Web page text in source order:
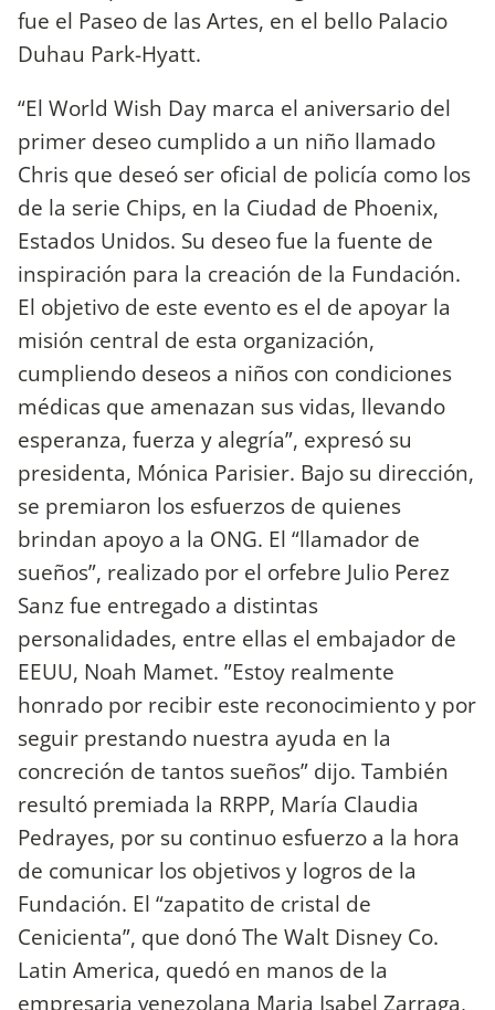
fue el Paseo de las Artes, en el bello Palacio
Duhau Park-Hyatt.
“El World Wish Day marca el aniversario del
primer deseo cumplido a un niño llamado
Chris que deseó ser oficial de policía como los
de la serie Chips, en la Ciudad de Phoenix,
Estados Unidos. Su deseo fue la fuente de
inspiración para la creación de la Fundación.
El objetivo de este evento es el de apoyar la
misión central de esta organización,
cumpliendo deseos a niños con condiciones
médicas que amenazan sus vidas, llevando
esperanza, fuerza y alegría”, expresó su
presidenta, Mónica Parisier. Bajo su dirección,
se premiaron los esfuerzos de quienes
brindan apoyo a la ONG. El “llamador de
sueños”, realizado por el orfebre Julio Perez
Sanz fue entregado a distintas
personalidades, entre ellas el embajador de
EEUU, Noah Mamet. ”Estoy realmente
honrado por recibir este reconocimiento y por
seguir prestando nuestra ayuda en la
concreción de tantos sueños” dijo. También
resultó premiada la RRPP, María Claudia
Pedrayes, por su continuo esfuerzo a la hora
de comunicar los objetivos y logros de la
Fundación. El “zapatito de cristal de
Cenicienta”, que donó The Walt Disney Co.
Latin America, quedó en manos de la
empresaria venezolana Maria Isabel Zarraga,